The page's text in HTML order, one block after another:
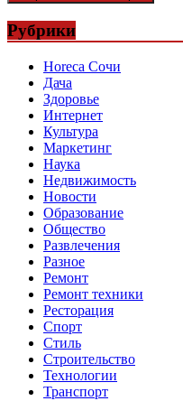
Рубрики
Horeca Сочи
Дача
Здоровье
Интернет
Культура
Маркетинг
Наука
Недвижимость
Новости
Образование
Общество
Развлечения
Разное
Ремонт
Ремонт техники
Ресторация
Спорт
Стиль
Строительство
Технологии
Транспорт